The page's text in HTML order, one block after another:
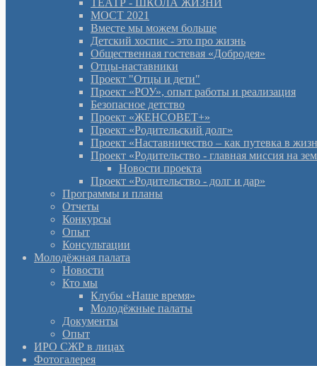
ТЕАТР - ШКОЛА ЖИЗНИ
МОСТ 2021
Вместе мы можем больше
Детский хоспис - это про жизнь
Общественная гостевая «Добродея»
Отцы-наставники
Проект "Отцы и дети"
Проект «РОУ», опыт работы и реализация
Безопасное детство
Проект «ЖЕНСОВЕТ+»
Проект «Родительский долг»
Проект «Наставничество – как путевка в
Проект «Родительство - главная миссия на
Новости проекта
Проект «Родительство - долг и дар»
Программы и планы
Отчеты
Конкурсы
Опыт
Консультации
Молодёжная палата
Новости
Кто мы
Клубы «Наше время»
Молодёжные палаты
Документы
Опыт
ИРО СЖР в лицах
Фотогалерея